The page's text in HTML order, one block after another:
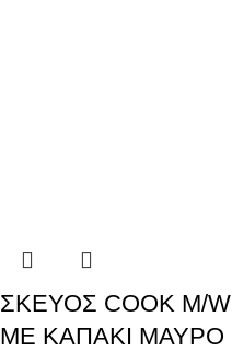
ΣΚΕΥΟΣ COOK M/W
ΜΕ ΚΑΠΑΚΙ ΜΑΥΡΟ